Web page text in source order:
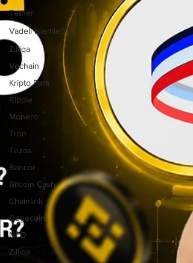
Tether
Vadeli İşlemler
Zilliqa
Vechain
Kripto Para
Ripple
Monero
Tron
Tezos
Bancor
Bitcoin Cash
Chainlink
Dogecoin
NEO
Zilliqa